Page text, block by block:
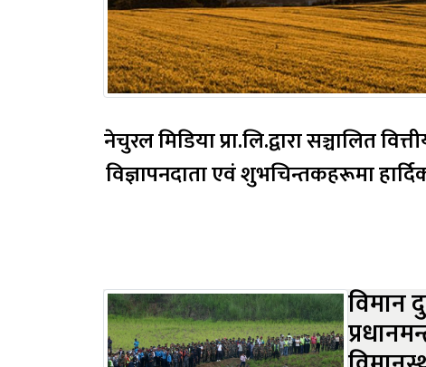
नेचुरल मिडिया प्रा.लि.द्वारा सञ्चालित
विज्ञापनदाता एवं शुभचिन्तकहरूमा हार्दिक बधाई तथा शुभकामना
विमान